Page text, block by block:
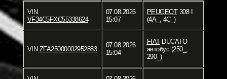
VIN
VF34C5FXC55338624
07.08.2026
15:07
PEUGEOT308 I
(4A_, 4C_)
VIN ZFA25000002952883
07.08.2026
15:04
FIATDUCATO
автобус (250_,
290_)